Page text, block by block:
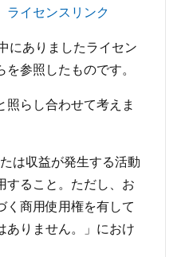
ライセンスリンク
にありましたライセン
参照したものです。
照らし合わせて考えま
は収益が発生する活動
すること。ただし、お
く商用使用権を有して
ありません。」におけ